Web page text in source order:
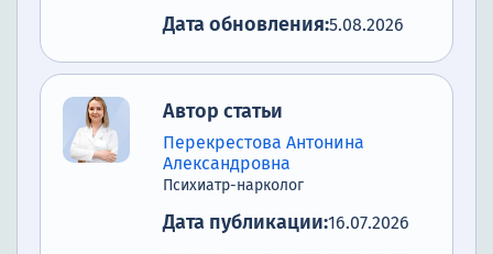
Дата обновления:5.08.2026
Автор статьи
Перекрестова Антонина
Александровна
Психиатр-нарколог
Дата публикации:16.07.2026